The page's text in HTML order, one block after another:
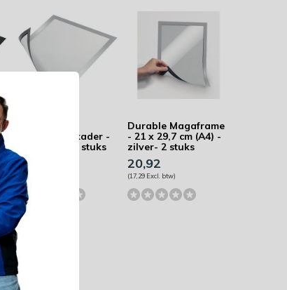
Magnetisch kader -
zilver- A4 - 5 stuks
39,34
(32,51 Excl. btw)
Durable Magaframe
- 21 x 29,7 cm (A4) -
zilver- 2 stuks
20,92
(17,29 Excl. btw)